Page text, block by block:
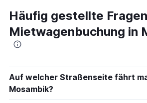
Häufig gestellte
Mietwagenbuchung in
Auf welcher Straßenseite fährt
Mosambik?